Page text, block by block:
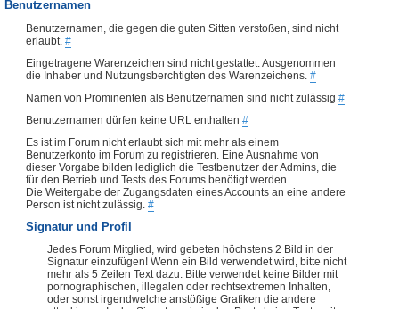
Benutzernamen
Benutzernamen, die gegen die guten Sitten verstoßen, sind nicht
erlaubt. #
Eingetragene Warenzeichen sind nicht gestattet. Ausgenommen
die Inhaber und Nutzungsberchtigten des Warenzeichens. #
Namen von Prominenten als Benutzernamen sind nicht zulässig #
Benutzernamen dürfen keine URL enthalten #
Es ist im Forum nicht erlaubt sich mit mehr als einem
Benutzerkonto im Forum zu registrieren. Eine Ausnahme von
dieser Vorgabe bilden lediglich die Testbenutzer der Admins, die
für den Betrieb und Tests des Forums benötigt werden.
Die Weitergabe der Zugangsdaten eines Accounts an eine andere
Person ist nicht zulässig. #
Signatur und Profil
Jedes Forum Mitglied, wird gebeten höchstens 2 Bild in der
Signatur einzufügen! Wenn ein Bild verwendet wird, bitte nicht
mehr als 5 Zeilen Text dazu. Bitte verwendet keine Bilder mit
pornographischen, illegalen oder rechtsextremen Inhalten,
oder sonst irgendwelche anstößige Grafiken die andere